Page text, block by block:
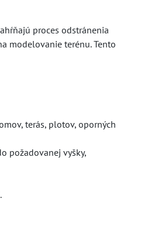
proces odstránenia
modelovanie terénu. Tento
terás, plotov, oporných
požadovanej vyšky,